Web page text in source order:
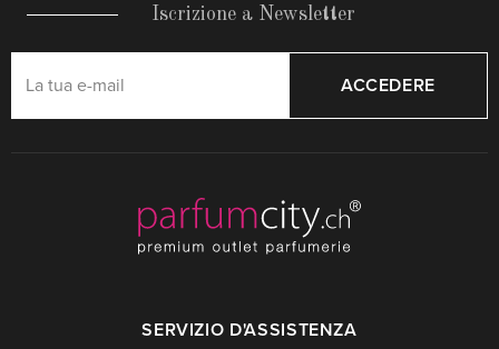
Iscrizione a Newsletter
ACCEDERE
SERVIZIO D'ASSISTENZA